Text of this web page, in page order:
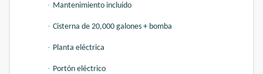
· Mantenimiento incluido
· Cisterna de 20,000 galones + bomba
· Planta eléctrica
· Portón eléctrico